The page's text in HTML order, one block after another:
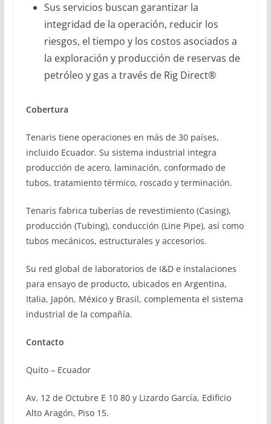
Sus servicios buscan garantizar la
integridad de la operación, reducir los
riesgos, el tiempo y los costos asociados a
la exploración y producción de reservas de
petróleo y gas a través de Rig Direct®
Cobertura
Tenaris tiene operaciones en más de 30 países,
incluido Ecuador. Su sistema industrial integra
producción de acero, laminación, conformado de
tubos, tratamiento térmico, roscado y terminación.
Tenaris fabrica tuberías de revestimiento (Casing),
producción (Tubing), conducción (Line Pipe), así como
tubos mecánicos, estructurales y accesorios.
Su red global de laboratorios de I&D e instalaciones
para ensayo de producto, ubicados en Argentina,
Italia, Japón, México y Brasil, complementa el sistema
industrial de la compañía.
Contacto
Quito – Ecuador
Av. 12 de Octubre E 10 80 y Lizardo García, Edificio
Alto Aragón, Piso 15.